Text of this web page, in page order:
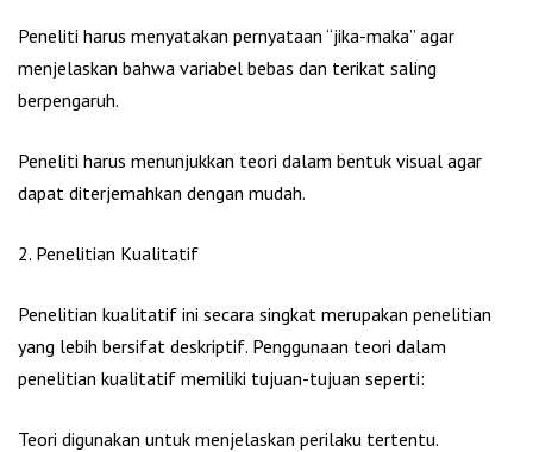
Peneliti harus menyatakan pernyataan “jika-maka” agar
menjelaskan bahwa variabel bebas dan terikat saling
berpengaruh.
Peneliti harus menunjukkan teori dalam bentuk visual agar
dapat diterjemahkan dengan mudah.
2. Penelitian Kualitatif
Penelitian kualitatif ini secara singkat merupakan penelitian
yang lebih bersifat deskriptif. Penggunaan teori dalam
penelitian kualitatif memiliki tujuan-tujuan seperti:
Teori digunakan untuk menjelaskan perilaku tertentu.